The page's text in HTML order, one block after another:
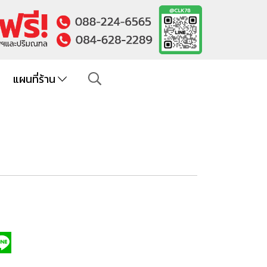
แผนที่ร้าน